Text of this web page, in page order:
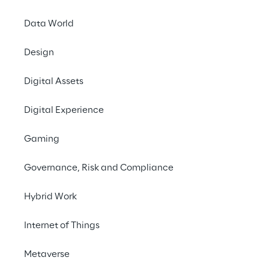
Data World
Design
Digital Assets
Digital Experience
Gaming
Governance, Risk and Compliance
Hybrid Work
Internet of Things
Metaverse
Aws
Assistez à l'édition
édition, un
Découvrez
ont la possibilité